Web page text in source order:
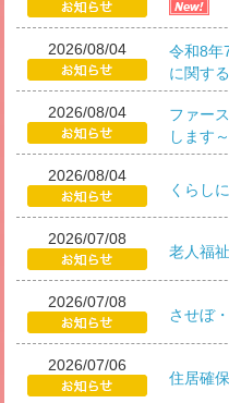
2026/08/04
令和8年
に関す
2026/08/04
ファー
します
2026/08/04
くらし
2026/07/08
老人福
2026/07/08
させぼ
2026/07/06
住居確